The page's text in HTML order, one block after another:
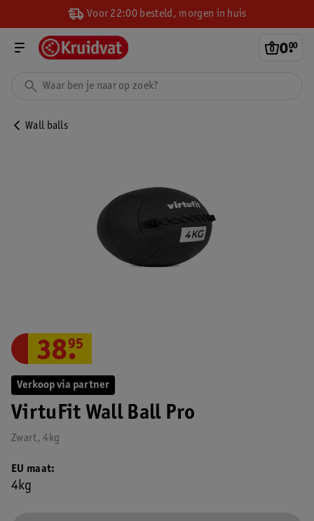
Voor 22:00 besteld, morgen in huis
0.
00
Wall balls
Verkoop via partner
VirtuFit Wall Ball Pro
Zwart, 4kg
38.
95
EU maat
4kg